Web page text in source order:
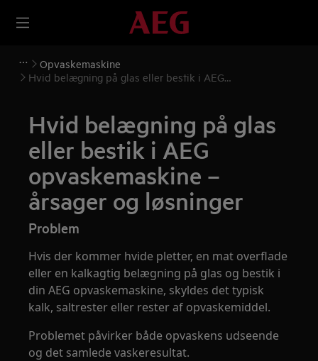
Opvaskemaskine
Hvid belægning på glas eller bestik i AEG
Hvid belægning på glas
eller bestik i AEG
opvaskemaskine –
årsager og løsninger
Problem
Hvis der kommer hvide pletter, en mat overflade
eller en kalkagtig belægning på glas og bestik i
din AEG opvaskemaskine, skyldes det typisk
kalk, saltrester eller rester af opvaskemiddel.
Problemet påvirker både opvaskens udseende
og det samlede vaskeresultat.